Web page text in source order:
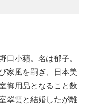
口小蘋。名は郁子。
家風を嗣ぎ、日本美
御用品となること数
翠雲と結婚したが離